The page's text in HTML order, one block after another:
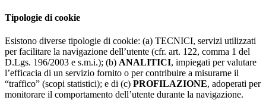
Tipologie di cookie
Esistono diverse tipologie di cookie: (a) TECNICI, servizi utilizzati
per facilitare la navigazione dell’utente (cfr. art. 122, comma 1 del
D.Lgs. 196/2003 e s.m.i.); (b) ANALITICI, impiegati per valutare
l’efficacia di un servizio fornito o per contribuire a misurarne il
“traffico” (scopi statistici); e di (c) PROFILAZIONE, adoperati per
monitorare il comportamento dell’utente durante la navigazione.